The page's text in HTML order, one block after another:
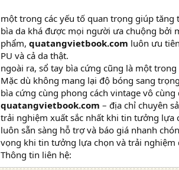
một trong các yếu tố quan trọng giúp tăng
bìa da khá được mọi người ưa chuộng bởi
phẩm, quatangvietbook.com luôn ưu
PU và cả da thật.
ngoài ra, sổ tay bìa cứng cũng là một
Mặc dù không mang lại độ bóng sang
bìa cứng cùng phong cách vintage vô cùng
quatangvietbook.com – địa chỉ chuyên
trải nghiệm xuất sắc nhất khi tin tưởng lựa
luôn sẵn sàng hỗ trợ và báo giá nhanh
vọng khi tin tưởng lựa chọn và trải nghiệm
Thông tin liên hệ: